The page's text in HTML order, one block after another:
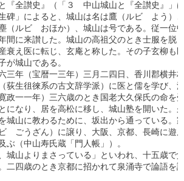
全讃史』（「３　中山城山と『全讃史』」
」によると、城山は名は鷹（ルビ　よう）
（ルビ　おほか）、城山は号である。従一位
間に来讃した。城山の高祖父のとき士服を脱
衰え医に転じ、玄庵と称した。その子玄柳も
城山である。
年（宝暦一三年）三月二四日、香川郡横井
荻生徂徠系の古文辞学派）に医と儒を学び、
一一年）三六歳のとき国老大久保氏の命を
になり、居を高松に移し、城山塾を開いた。
城山に教わるために、坂出から通っている。
　ごうざん）に譲り、大阪、京都、長崎に遊
（中山寿氏蔵「門人帳」）。
山よりまさっている」といわれ、十五歳で
二四歳のとき京都に招かれて泉涌寺で論語を